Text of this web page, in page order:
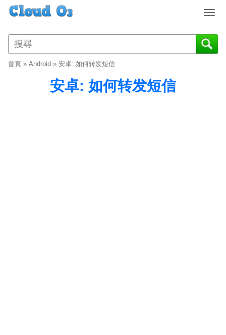
T
g
g
首頁 » Android » 安卓: 如何转发短信
安卓: 如何转发短信